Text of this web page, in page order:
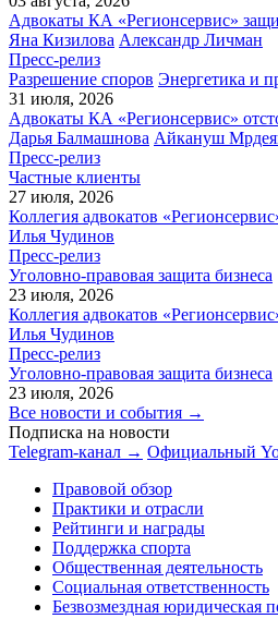
Адвокаты КА «Регионсервис»
Яна Кизилова Александр Личман
Пресс-релиз
Разрешение споров Энергетика и
31 июля, 2026
Адвокаты КА «Регионсервис»
Дарья Балмашнова Айкануш
Пресс-релиз
Частные клиенты
27 июля, 2026
Коллегия адвокатов
Илья Чудинов
Пресс-релиз
Уголовно-правовая защита бизнеса
23 июля, 2026
Коллегия адвокатов
Илья Чудинов
Пресс-релиз
Уголовно-правовая защита бизнеса
23 июля, 2026
Все новости и события →
Подписка на новости
Telegram-канал → Официальный
Правовой обзор
Практики и отрасли
Рейтинги и награды
Поддержка спорта
Общественная деятельность
Социальная ответственность
Безвозмездная юридическая